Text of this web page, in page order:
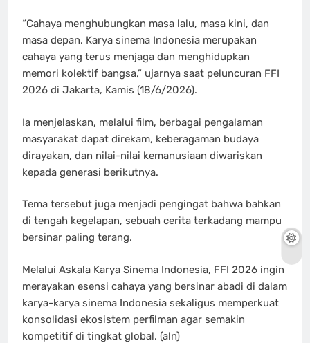
“Cahaya menghubungkan masa lalu, masa kini, dan
masa depan. Karya sinema Indonesia merupakan
cahaya yang terus menjaga dan menghidupkan
memori kolektif bangsa,” ujarnya saat peluncuran FFI
2026 di Jakarta, Kamis (18/6/2026).
Ia menjelaskan, melalui film, berbagai pengalaman
masyarakat dapat direkam, keberagaman budaya
dirayakan, dan nilai-nilai kemanusiaan diwariskan
kepada generasi berikutnya.
Tema tersebut juga menjadi pengingat bahwa bahkan
di tengah kegelapan, sebuah cerita terkadang mampu
bersinar paling terang.
Melalui Askala Karya Sinema Indonesia, FFI 2026 ingin
merayakan esensi cahaya yang bersinar abadi di dalam
karya-karya sinema Indonesia sekaligus memperkuat
konsolidasi ekosistem perfilman agar semakin
kompetitif di tingkat global. (aln)